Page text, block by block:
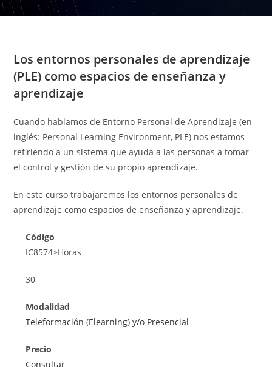
Los entornos personales de aprendizaje
(PLE) como espacios de enseñanza y
aprendizaje
Cuando hablamos de Entorno Personal de Aprendizaje (en
inglés: Personal Learning Environment, PLE) nos estamos
refiriendo a un sistema que ayuda a las personas a tomar
el control y gestión de su propio aprendizaje.
En este curso trabajaremos los entornos personales de
aprendizaje como espacios de enseñanza y aprendizaje.
Código
IC8574>Horas
30
Modalidad
Teleformación (Elearning) y/o Presencial
Precio
Consultar